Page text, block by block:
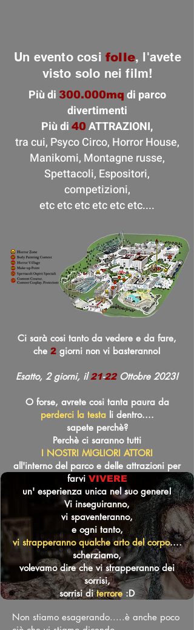
Un evento cosifolle, l'avete
visto solo nei film!
Più di 300.000mq di parco
divertimenti
Più di 40 ATTRAZIONI,
tra cui, Psyco Circo, Horror House,
Manikomi, Montagne russe,
Spettacoli, Espositori,
competizioni,
etc etc etc etc etc etc....
Ci sarà cosi tanto da vedere e da fare,
che 2 giorni non vi basteranno!
Esatto, 2 giorni, il21-22 Ottobre 2023!
O forse, avrete cosi tanta paura da
perderci la testali dentro....
sapete perchè?
Perchè ci saranno tutti
I NOSTRI MIGLIORI ATTORI
all'interno del parco e delle attrazioni per
farvi VIVERE
un' esperienza unica nel suo genere!
Vi inseguiranno,
vi spaventeranno,
e ogni tanto,
vi strapperanno qualche arto del corpo....
scherziamo,
volevamo dire che vi strapperanno dei
sorrisi,
sorrisi diterrore:D
Non stiamo esagerando.....è anche poco